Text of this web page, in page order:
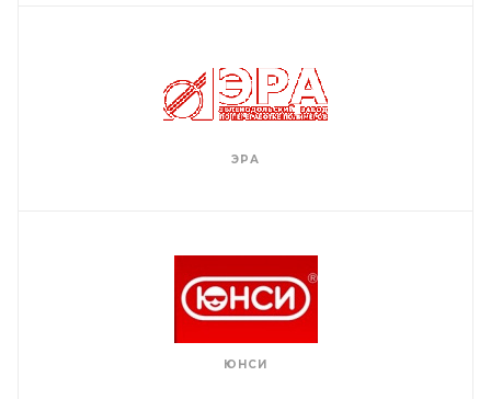
ЭРА
ЮНСИ